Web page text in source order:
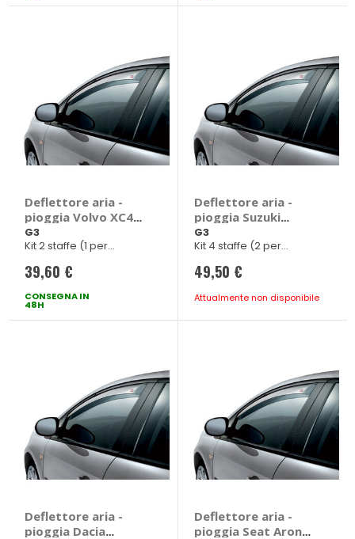
Deflettore aria -
pioggia Volvo XC40
2017> - G3 Volvo
XC40 2017 > 5 porte
G3
Kit 2 staffe (1 per
39,60 €
CONSEGNA IN
48H
Deflettore aria -
pioggia Suzuki
Jimny 2018> - G3
Suzuki Jimny 2018 >
3 porte
G3
Kit 4 staffe (2 per
49,50 €
Attualmente non disponibile
Deflettore aria -
pioggia Dacia
Deflettore aria -
pioggia Seat Arona